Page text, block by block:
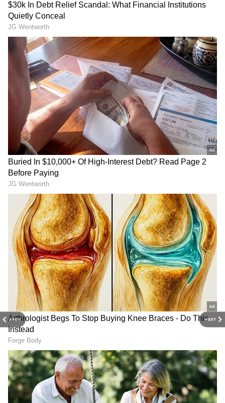
PREV NEXT
Image Credit :Aha
కొత్త బంగారు లోకం
శ్రీకాంత్ అడ్డాల, వరుణ్ సందేశ్, స్వేత బసు ప్రసాద్
కాంబినేషన్ లో వచ్చిన ఈ చిత్రం ఎమోషనల్ లవ్ స్టోరీగా
యువతని ఉర్రూతలూగించింది. ఫ్యామిలీ ఆడియన్స్ ని
కూడా కట్టిపడేసిన ఈ చిత్రం బ్లాక్ బస్టర్ హిట్ అయింది.
అయితే ఈ చిత్రాన్ని నాగ చైతన్య చేయాల్సింది. చైతూని ఈ
మూవీతో హీరోగా లాంచ్ చేయడానికి చర్చలు జరిగాయి.
నాగార్జునకి కథ నచ్చింది. అయితే నాగ చైతన్య తొలి
చిత్రంలో కాస్త మాస్, స్టైలిష్ అంశాలు కూడా ఉండాలి అని
నాగార్జున భావించారు. అందుకే కొత్త బంగారు లోకం
చిత్రాన్ని పక్కన పెట్టారు. దీనితో శ్రీకాంత్ అడ్డాల ఈ చిత్రాన్ని
వరుణ్ సందేశ్ తో తెరకెక్కించారు. వరుణ్ సందేశ్ కెరీర్ లోనే
కొత్త బంగారు లోకం మూవీ బిగ్గెస్ట్ హిట్ గా నిలిచింది.